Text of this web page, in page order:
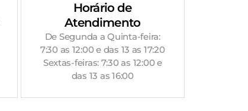
Horário de
Atendimento
De Segunda a Quinta-feira:
7:30 as 12:00 e das 13 as 17:20
Sextas-feiras: 7:30 as 12:00 e
das 13 as 16:00